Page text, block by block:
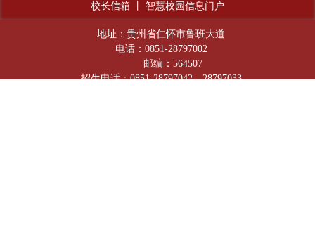
校长信箱 智慧校园信息门户
地址：贵州省仁怀市鲁班大道
电话：0851-28797002
邮编：564507
招生电话：0851-28797042，28797033